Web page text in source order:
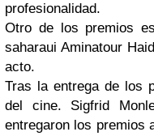
profesionalidad.
Otro de los premios
saharaui Aminatour
acto.
Tras la entrega de los
del cine. Sigfrid
entregaron los premios